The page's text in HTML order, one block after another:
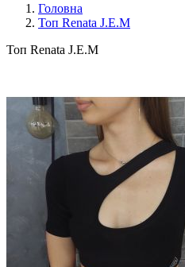
Головна
Топ Renata J.E.M
Топ Renata J.E.M